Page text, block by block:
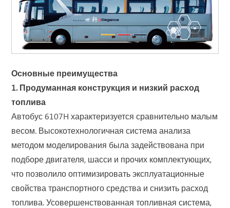
Основные преимущества
1. Продуманная конструкция и низкий расход
топлива
Автобус 6107H характеризуется сравнительно малым
весом. Высокотехнологичная система анализа
методом моделирования была задействована при
подборе двигателя, шасси и прочих комплектующих,
что позволило оптимизировать эксплуатационные
свойства транспортного средства и снизить расход
топлива. Усовершенствованная топливная система,